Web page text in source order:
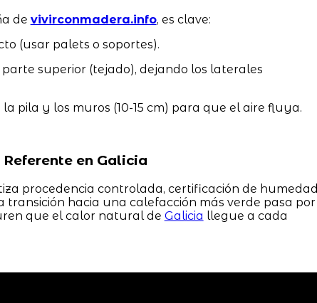
de vivirconmadera.info, es clave:
(usar palets o soportes).
superior (tejado), dejando los laterales
pila y los muros (10-15 cm) para que el aire fluya.
en Galicia
procedencia controlada, certificación de humedad
transición hacia una calefacción más verde pasa por
que el calor natural de Galicia llegue a cada